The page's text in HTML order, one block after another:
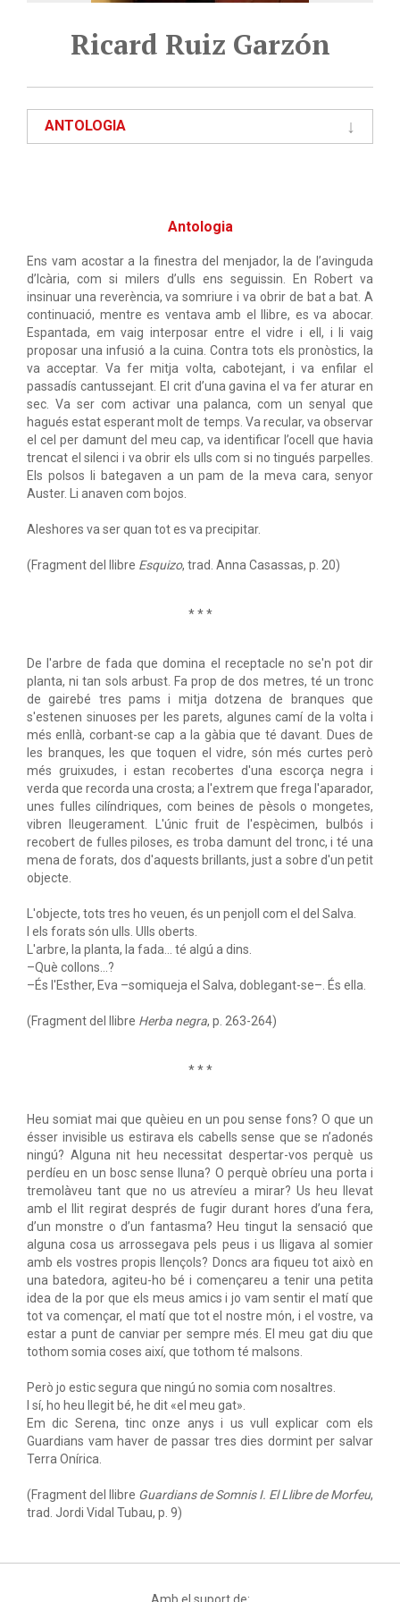
Ricard Ruiz Garzón
ANTOLOGIA
Antologia
Ens vam acostar a la finestra del menjador, la de l’avinguda
d’Icària, com si milers d’ulls ens seguissin. En Robert va
insinuar una reverència, va somriure i va obrir de bat a bat. A
continuació, mentre es ventava amb el llibre, es va abocar.
Espantada, em vaig interposar entre el vidre i ell, i li vaig
proposar una infusió a la cuina. Contra tots els pronòstics, la
va acceptar. Va fer mitja volta, cabotejant, i va enfilar el
passadís cantussejant. El crit d’una gavina el va fer aturar en
sec. Va ser com activar una palanca, com un senyal que
hagués estat esperant molt de temps. Va recular, va observar
el cel per damunt del meu cap, va identificar l’ocell que havia
trencat el silenci i va obrir els ulls com si no tingués parpelles.
Els polsos li bategaven a un pam de la meva cara, senyor
Auster. Li anaven com bojos.
Aleshores va ser quan tot es va precipitar.
(Fragment del llibre Esquizo, trad. Anna Casassas, p. 20)
* * *
De l'arbre de fada que domina el receptacle no se'n pot dir
planta, ni tan sols arbust. Fa prop de dos metres, té un tronc
de gairebé tres pams i mitja dotzena de branques que
s'estenen sinuoses per les parets, algunes camí de la volta i
més enllà, corbant-se cap a la gàbia que té davant. Dues de
les branques, les que toquen el vidre, són més curtes però
més gruixudes, i estan recobertes d'una escorça negra i
verda que recorda una crosta; a l'extrem que frega l'aparador,
unes fulles cilíndriques, com beines de pèsols o mongetes,
vibren lleugerament. L'únic fruit de l'espècimen, bulbós i
recobert de fulles piloses, es troba damunt del tronc, i té una
mena de forats, dos d'aquests brillants, just a sobre d'un petit
objecte.
L'objecte, tots tres ho veuen, és un penjoll com el del Salva.
I els forats són ulls. Ulls oberts.
L'arbre, la planta, la fada... té algú a dins.
–Què collons...?
–És l'Esther, Eva –somiqueja el Salva, doblegant-se–. És ella.
(Fragment del llibre Herba negra, p. 263-264)
* * *
Heu somiat mai que quèieu en un pou sense fons? O que un
ésser invisible us estirava els cabells sense que se n’adonés
ningú? Alguna nit heu necessitat despertar-vos perquè us
perdíeu en un bosc sense lluna? O perquè obríeu una porta i
tremolàveu tant que no us atrevíeu a mirar? Us heu llevat
amb el llit regirat després de fugir durant hores d’una fera,
d’un monstre o d’un fantasma? Heu tingut la sensació que
alguna cosa us arrossegava pels peus i us lligava al somier
amb els vostres propis llençols? Doncs ara fiqueu tot això en
una batedora, agiteu-ho bé i començareu a tenir una petita
idea de la por que els meus amics i jo vam sentir el matí que
tot va començar, el matí que tot el nostre món, i el vostre, va
estar a punt de canviar per sempre més. El meu gat diu que
tothom somia coses així, que tothom té malsons.
Però jo estic segura que ningú no somia com nosaltres.
I sí, ho heu llegit bé, he dit «el meu gat».
Em dic Serena, tinc onze anys i us vull explicar com els
Guardians vam haver de passar tres dies dormint per salvar
Terra Onírica.
(Fragment del llibre Guardians de Somnis I. El Llibre de Morfeu,
trad. Jordi Vidal Tubau, p. 9)